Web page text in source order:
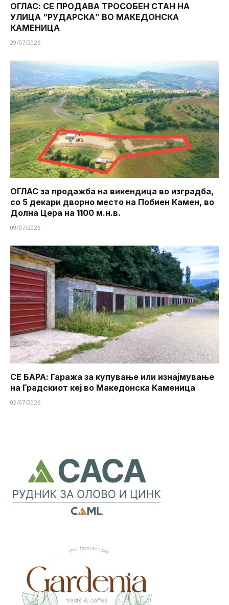
ОГЛАС: СЕ ПРОДАВА ТРОСОБЕН СТАН НА
УЛИЦА “РУДАРСКА” ВО МАКЕДОНСКА
КАМЕНИЦА
29/07/2026
ОГЛАС за продажба на викендица во изградба,
со 5 декари дворно место на Побиен Камен, во
Долна Цера на 1100 м.н.в.
09/07/2026
СЕ БАРА: Гаража за купување или изнајмување
на Градскиот кеј во Македонска Каменица
02/07/2026